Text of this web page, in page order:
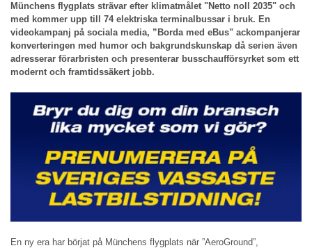
Münchens flygplats strävar efter klimatmålet "Netto noll 2035" och
med kommer upp till 74 elektriska terminalbussar i bruk. En
videokampanj på sociala media, ”Borda med eBus" ackompanjerar
konverteringen med humor och bakgrundskunskap då serien även
adresserar förarbristen och presenterar busschaufförsyrket som ett
modernt och framtidssäkert jobb.
En ny era har börjat på Münchens flygplats när ”AeroGround”,